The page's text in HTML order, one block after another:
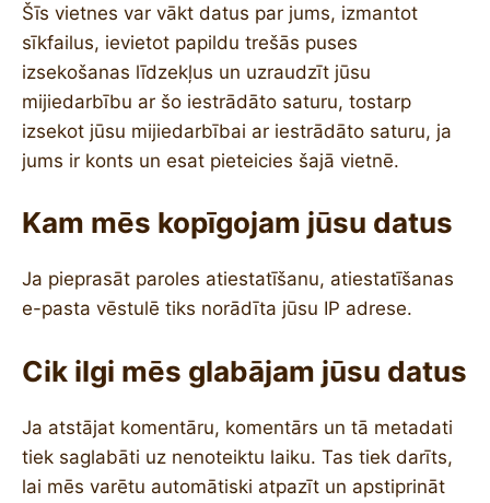
Šīs vietnes var vākt datus par jums, izmantot
sīkfailus, ievietot papildu trešās puses
izsekošanas līdzekļus un uzraudzīt jūsu
mijiedarbību ar šo iestrādāto saturu, tostarp
izsekot jūsu mijiedarbībai ar iestrādāto saturu, ja
jums ir konts un esat pieteicies šajā vietnē.
Kam mēs kopīgojam jūsu datus
Ja pieprasāt paroles atiestatīšanu, atiestatīšanas
e-pasta vēstulē tiks norādīta jūsu IP adrese.
Cik ilgi mēs glabājam jūsu datus
Ja atstājat komentāru, komentārs un tā metadati
tiek saglabāti uz nenoteiktu laiku. Tas tiek darīts,
lai mēs varētu automātiski atpazīt un apstiprināt